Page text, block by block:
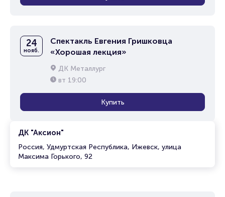
ДК "Аксион"
Россия, Удмуртская Республика, Ижевск, улица
Максима Горького, 92
24
нояб.
Спектакль Евгения Гришковца
«Хорошая лекция»
ДК Металлург
вт 19:00
Купить